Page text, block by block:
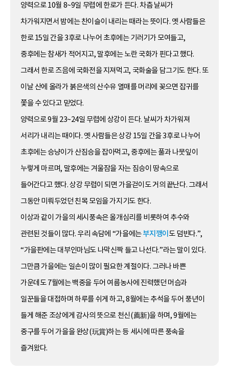
양력으로 10월 8~9일 무렵에 한로가 든다. 차츰 날씨가
차가워지면서 밤에는 찬이슬이 내리는 때라는 뜻이다. 옛 사람들은
한로 15일 간을 3후로 나누어 초후에는 기러기가 모여들고,
중후에는 참새가 적어지고, 말후에는 노란 국화가 핀다고 했다.
그래서 한로 즈음에 국화전을 지져먹고, 국화술을 담그기도 한다. 또
이날 산에 올라가 붉은색의 산수유 열매를 머리에 꽂으면 잡귀를
쫓을 수 있다고 믿었다.
양력으로 9월 23~24일 무렵에 상강이 든다. 날씨가 차가워져
서리가 내리는 때이다. 옛 사람들은 상강 15일 간을 3후로 나누어
초후에는 승냥이가 산짐승을 잡아먹고, 중후에는 풀과 나뭇잎이
누렇게 마르며, 말후에는 겨울잠을 자는 짐승이 땅속으로
들어간다고 했다. 상강 무렵이 되면 가을걷이도 거의 끝난다. 그래서
그동안 미뤄두었던 친목 모임을 가지기도 한다.
이상과 같이 가을의 세시풍속은 올개심리를 비롯하여 추수와
관련된 것들이 많다. 우리 속담에 “가을에는부지깽이 도 덤빈다.”,
“가을판에는 대부인마님도 나막신짝 들고 나선다.”라는 말이 있다.
그만큼 가을에는 일손이 많이 필요한 계절이다. 그러나 바쁜
가운데도 7월에는 백중을 두어 여름농사에 진력했던 머슴과
일꾼들을 대접하며 하루를 쉬게 하고, 8월에는 추석을 두어 풍년이
들게 해준 조상에게 감사의 뜻으로 천신(薦新)을 하며, 9월에는
중구를 두어 가을을 완상(玩賞)하는 등 세시에 따른 풍속을
즐겨왔다.